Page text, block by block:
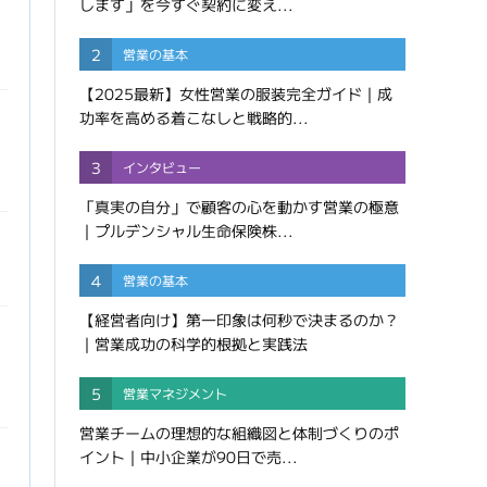
2 営業の基本
【2025最新】女性営業の服装完全ガイド｜成
功率を高める着こなしと戦略的...
3 インタビュー
「真実の自分」で顧客の心を動かす営業の極意
｜プルデンシャル生命保険株...
4 営業の基本
【経営者向け】第一印象は何秒で決まるのか？
｜営業成功の科学的根拠と実践法
5 営業マネジメント
営業チームの理想的な組織図と体制づくりのポ
イント｜中小企業が90日で売...